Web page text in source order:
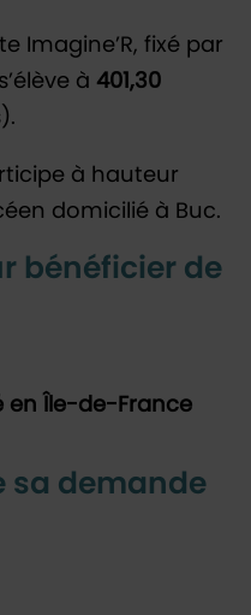
Imagine’R, fixé par
à 401,30
à hauteur
domicilié à Buc.
bénéficier de
en Île-de-France
sa demande